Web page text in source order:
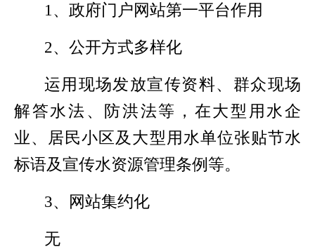
1 、政府门户网站第一平台作用
2、公开方式多样化
运用现场发放宣传资料、群众现场
解答水法、防洪法等，在大型用水企
业、居民小区及大型用水单位张贴节水
标语及宣传水资源管理条例等。
3、网站集约化
无